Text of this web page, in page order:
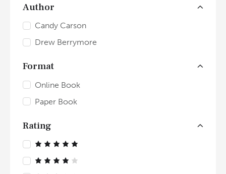
Author
Candy Carson
Drew Berrymore
Format
Online Book
Paper Book
Rating
5из 5